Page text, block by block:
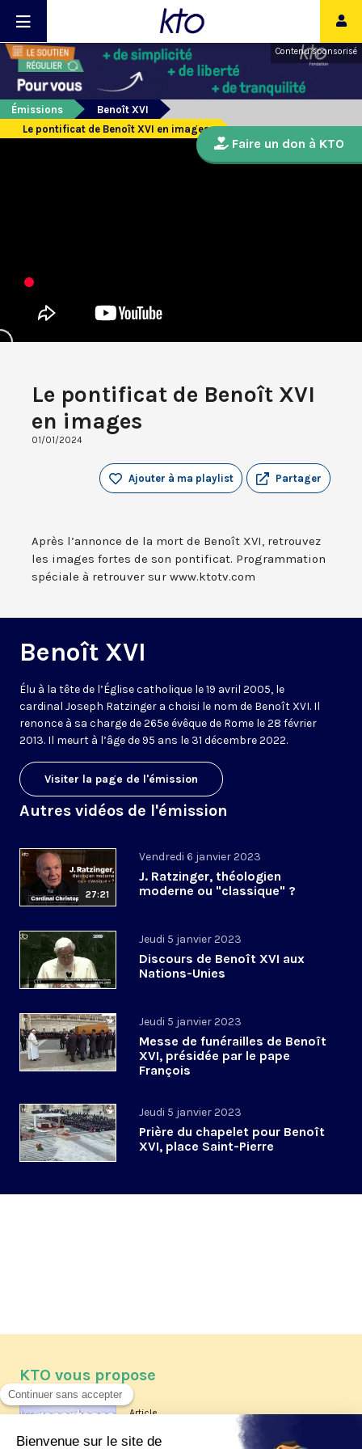
Contenu sponsorisé
Émissions
Benoît XVI
Le pontificat de Benoît XVI en images
Le pontificat de Benoît XVI
en images
01/01/2024
Partager
Ajouter à ma playlist
Après l’annonce de la mort de Benoît XVI, retrouvez
les images fortes de son pontificat. Programmation
spéciale à retrouver sur www.ktotv.com
Benoît XVI
Élu à la tête de l’Église catholique le 19 avril 2005, le
cardinal Joseph Ratzinger a choisi le nom de Benoît XVI. Il
renonce à sa charge de 265e évêque de Rome le 28 février
2013. Il meurt à l’âge de 95 ans le 31 décembre 2022.
Visiter la page de l'émission
Autres vidéos de l'émission
27:21
Vendredi 6 janvier 2023
J. Ratzinger, théologien
moderne ou "classique" ?
Jeudi 5 janvier 2023
Discours de Benoît XVI aux
Nations-Unies
Jeudi 5 janvier 2023
Messe de funérailles de Benoît
XVI, présidée par le pape
François
Jeudi 5 janvier 2023
Prière du chapelet pour Benoît
XVI, place Saint-Pierre
Faire un don à KTO
KTO vous propose
Article
Les reportages d'été 2026 de KTO